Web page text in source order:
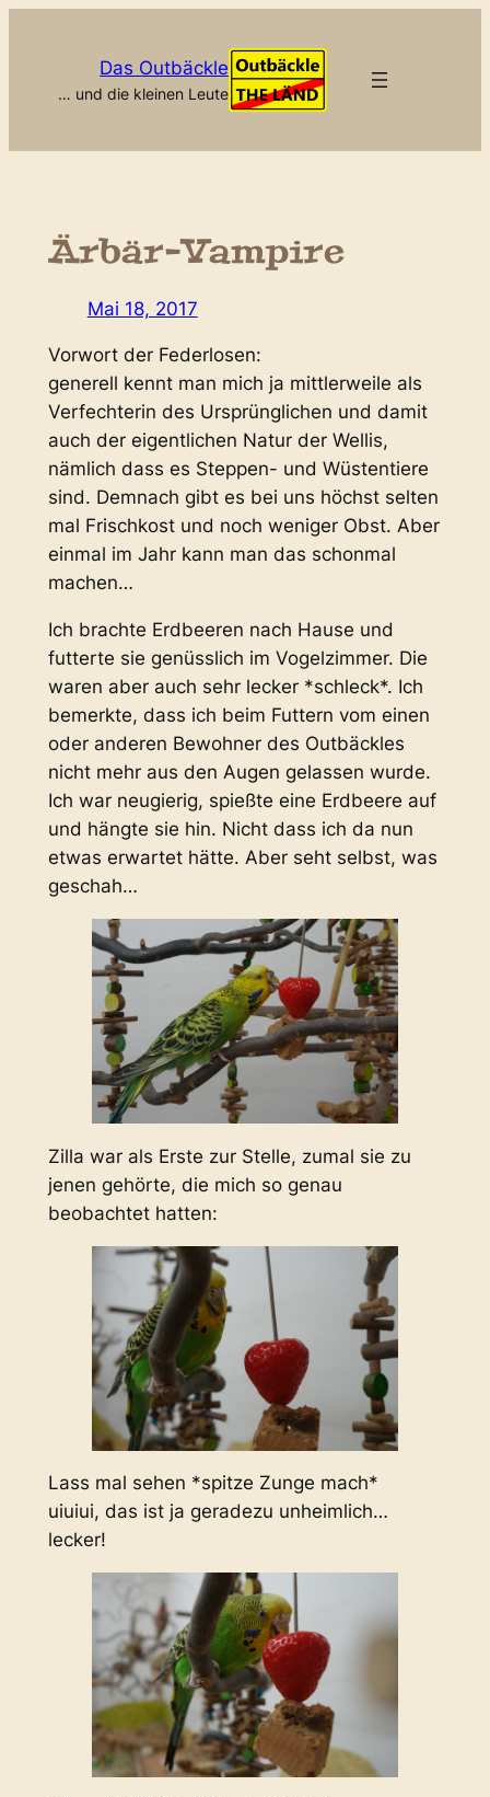
Das Outbäckle
… und die kleinen Leute
Ärbär-Vampire
Mai 18, 2017
Vorwort der Federlosen:
generell kennt man mich ja mittlerweile als
Verfechterin des Ursprünglichen und damit
auch der eigentlichen Natur der Wellis,
nämlich dass es Steppen- und Wüstentiere
sind. Demnach gibt es bei uns höchst selten
mal Frischkost und noch weniger Obst. Aber
einmal im Jahr kann man das schonmal
machen…
Ich brachte Erdbeeren nach Hause und
futterte sie genüsslich im Vogelzimmer. Die
waren aber auch sehr lecker *schleck*. Ich
bemerkte, dass ich beim Futtern vom einen
oder anderen Bewohner des Outbäckles
nicht mehr aus den Augen gelassen wurde.
Ich war neugierig, spießte eine Erdbeere auf
und hängte sie hin. Nicht dass ich da nun
etwas erwartet hätte. Aber seht selbst, was
geschah…
Zilla war als Erste zur Stelle, zumal sie zu
jenen gehörte, die mich so genau
beobachtet hatten:
Lass mal sehen *spitze Zunge mach*
uiuiui, das ist ja geradezu unheimlich…
lecker!